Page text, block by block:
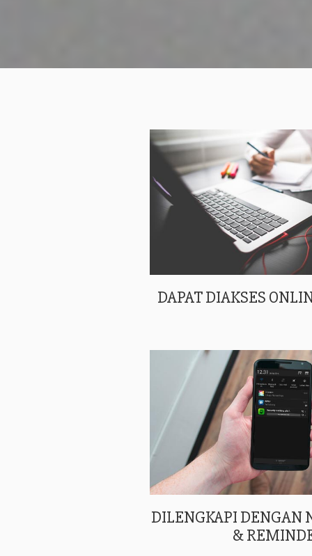
DAPAT DIAKSES
DILENGKAPI DENGAN
&